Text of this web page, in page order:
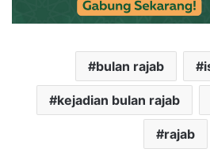
bulan rajab
kejadian bulan rajab
rajab